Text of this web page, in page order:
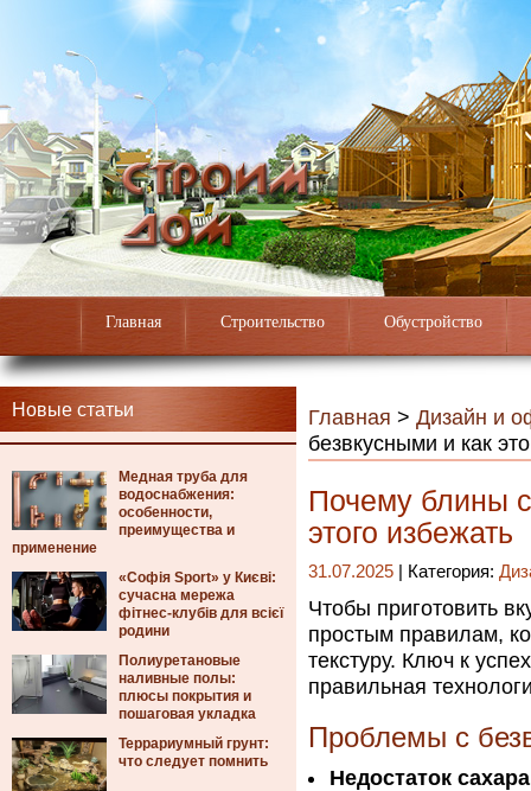
Главная Строительство Обустройство
Новые статьи
Медная труба для
водоснабжения:
особенности,
преимущества и
применение
«Софія Sport» у Києві:
сучасна мережа
фітнес-клубів для всієї
родини
Полиуретановые
наливные полы:
плюсы покрытия и
пошаговая укладка
Террариумный грунт:
что следует помнить
Главная > Дизайн и
безвкусными и как
Почему блины
этого избежать
31.07.2025 | Категория:
Чтобы приготовить
простым правилам,
текстуру. Ключ к
правильная
Проблемы с
Недостаток